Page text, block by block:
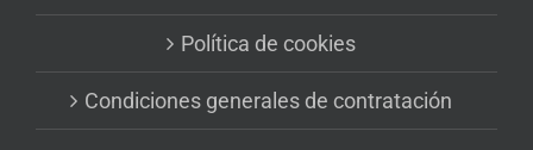
Política de cookies
Condiciones generales de contratación